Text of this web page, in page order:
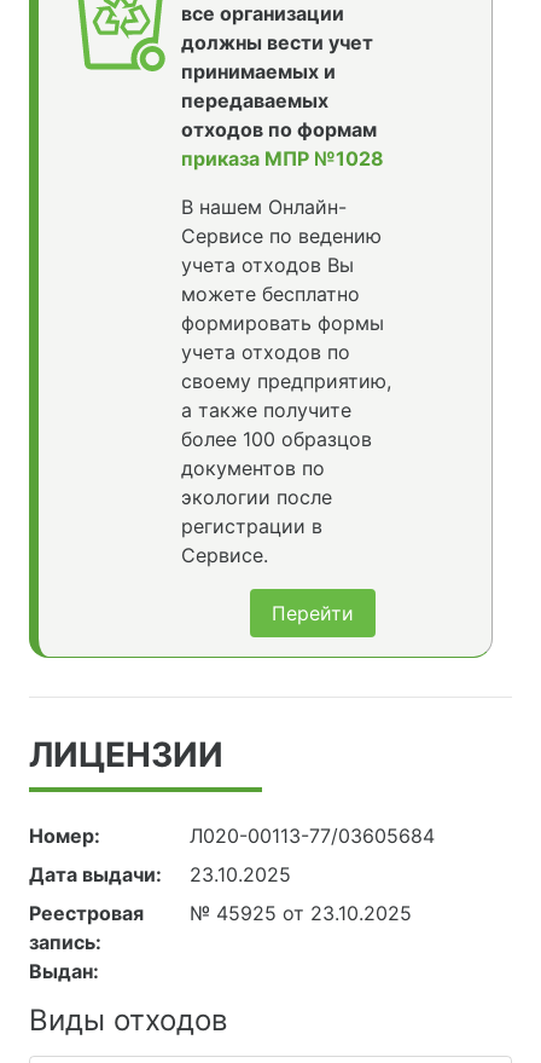
все организации
должны вести учет
принимаемых и
передаваемых
отходов по формам
приказа МПР №1028
В нашем Онлайн-
Сервисе по ведению
учета отходов Вы
можете бесплатно
формировать формы
учета отходов по
своему предприятию,
а также получите
более 100 образцов
документов по
экологии после
регистрации в
Сервисе.
Перейти
ЛИЦЕНЗИИ
Номер:
Л020-00113-77/03605684
Дата выдачи:
23.10.2025
Реестровая
запись:
№ 45925 от 23.10.2025
Выдан:
Виды отходов